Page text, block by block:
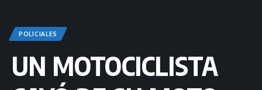
POLICIALES
UN MOTOCICLISTA